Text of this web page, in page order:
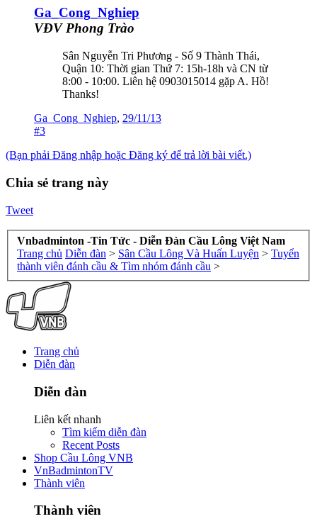
Ga_Cong_Nghiep
VĐV Phong Trào
Sân Nguyễn Tri Phương - Số 9 Thành Thái,
Quận 10: Thời gian Thứ 7: 15h-18h và CN từ
8:00 - 10:00. Liên hệ 0903015014 gặp A. Hồ!
Thanks!
Ga_Cong_Nghiep, 29/11/13
#3
(Bạn phải Đăng nhập hoặc Đăng ký để trả lời bài viết.)
Chia sẻ trang này
Tweet
Vnbadminton -Tin Tức - Diễn Đàn Cầu Lông Việt Nam
Trang chủ Diễn đàn > Sân Cầu Lông Và Huấn Luyện > Tuyển
thành viên đánh cầu & Tìm nhóm đánh cầu >
Trang chủ
Diễn đàn
Diễn đàn
Liên kết nhanh
Tìm kiếm diễn đàn
Recent Posts
Shop Cầu Lông VNB
VnBadmintonTV
Thành viên
Thành viên